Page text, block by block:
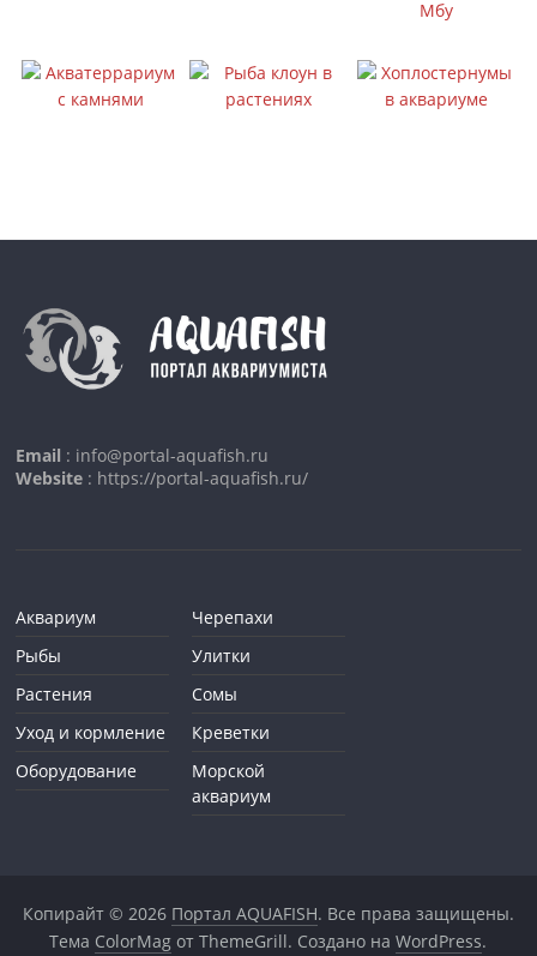
Email : info@portal-aquafish.ru
Website : https://portal-aquafish.ru/
Аквариум
Рыбы
Растения
Уход и кормление
Оборудование
Черепахи
Улитки
Сомы
Креветки
Морской
аквариум
Копирайт © 2026 Портал AQUAFISH. Все права защищены.
Тема ColorMag от ThemeGrill. Создано наWordPress.